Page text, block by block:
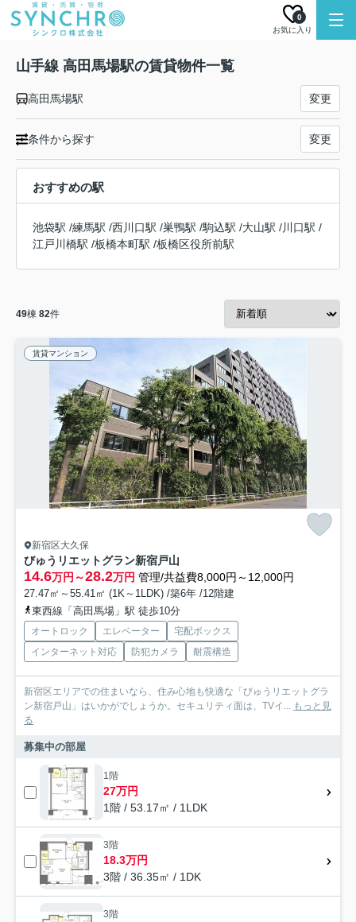
お気に入り
0
山手線 高田馬場駅の賃貸物件一覧
高田馬場駅 変更
条件から探す 変更
おすすめの駅
池袋駅 /練馬駅 /西川口駅 /巣鴨駅 /駒込駅 /大山駅 /川口駅 /
江戸川橋駅 /板橋本町駅 /板橋区役所前駅
49棟 82件
賃貸マンション
新宿区大久保
びゅうリエットグラン新宿戸山
14.6万円～28.2万円 管理/共益費8,000円～12,000円
27.47㎡～55.41㎡ (1K～1LDK) /築6年 /12階建
東西線「高田馬場」駅 徒歩10分
オートロック エレベーター
宅配ボックス
インターネット対応
防犯カメラ 耐震構造
新宿区エリアでの住まいなら、住み心地も快適な「びゅうリエットグラ
ン新宿戸山」はいかがでしょうか。セキュリティ面は、TVイ... もっと見
る
募集中の部屋
1階
27万円
1階 / 53.17㎡ / 1LDK
3階
18.3万円
3階 / 36.35㎡ / 1DK
3階